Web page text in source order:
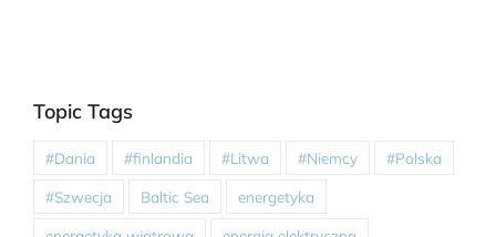
Topic Tags
#Dania #finlandia #Litwa #Niemcy #Polska
#Szwecja Baltic Sea energetyka